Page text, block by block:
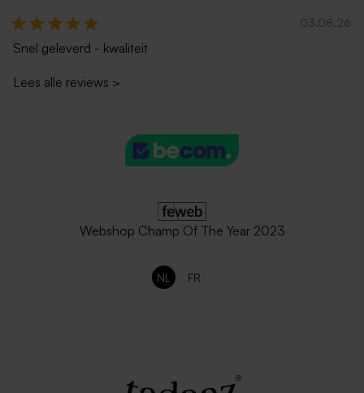
03.08.26
Snel geleverd - kwaliteit
Lees alle reviews >
Webshop Champ Of The Year 2023
NL FR